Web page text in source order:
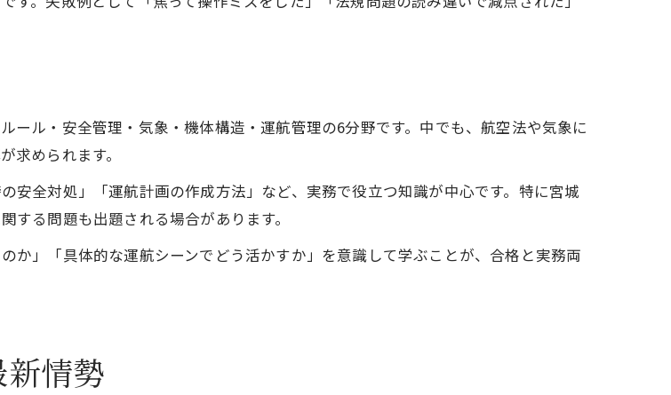
ール・安全管理・気象・機体構造・運航管理の6分野です。中でも、航空法や気象に
求められます。
安全対処」「運航計画の作成方法」など、実務で役立つ知識が中心です。特に宮城
る問題も出題される場合があります。
か」「具体的な運航シーンでどう活かすか」を意識して学ぶことが、合格と実務両
情勢